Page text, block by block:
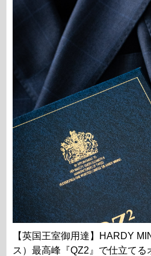
【英国王室御用達】HARDY
ス）最高峰『QZ2』で仕立てる